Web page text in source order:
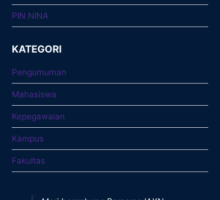
PIN NINA
KATEGORI
Pengumuman
Mahasiswa
Kepegawaian
Kampus
Fakultas